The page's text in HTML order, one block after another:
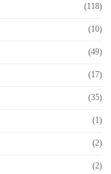
(118)
(10)
(49)
(17)
(35)
(1)
(2)
(2)